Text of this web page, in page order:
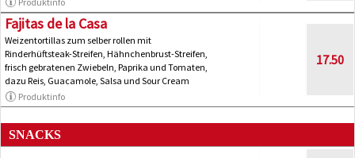
Fajitas de la Casa
Weizentortillas zum selber rollen mit
Rinderhüftsteak-Streifen, Hähnchenbrust-Streifen,
frisch gebratenen Zwiebeln, Paprika und Tomaten,
dazu Reis, Guacamole, Salsa und Sour Cream
Produktinfo
17.50
SNACKS